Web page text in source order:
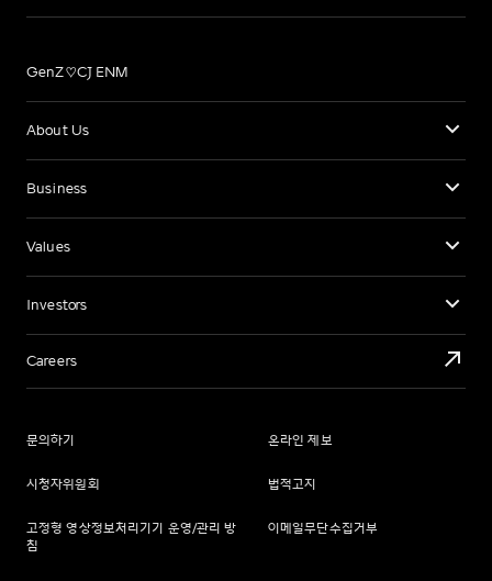
GenZ♡CJ ENM
About Us
Business
Values
Investors
Careers
문의하기 온라인 제보
시청자위원회 법적고지
고정형 영상정보처리기기 운영/관리 방
침
이메일무단수집거부